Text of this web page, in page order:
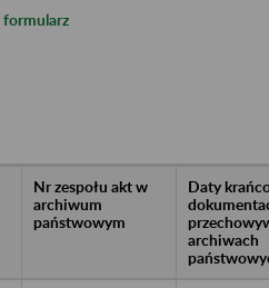
formularz
Nr zespołu akt w
archiwum
państwowym
Daty
archiwach